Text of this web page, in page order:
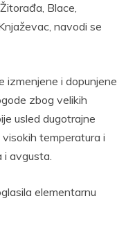
Blace,
navodi se
izmenjene i dopunjene
zbog velikih
usled dugotrajne
temperatura i
i avgusta.
elementarnu